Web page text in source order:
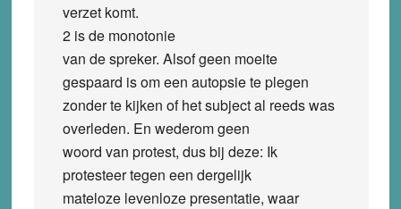
verzet komt.
2 is de monotonie
van de spreker. Alsof geen moeite
gespaard is om een autopsie te plegen
zonder te kijken of het subject al reeds was
overleden. En wederom geen
woord van protest, dus bij deze: Ik
protesteer tegen een dergelijk
mateloze levenloze presentatie, waar